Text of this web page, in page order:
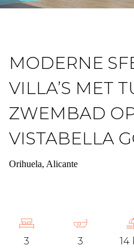
MODERNE
VILLA’S MET
ZWEMBAD
VISTABELLA
Orihuela, Alicante
3 3 14